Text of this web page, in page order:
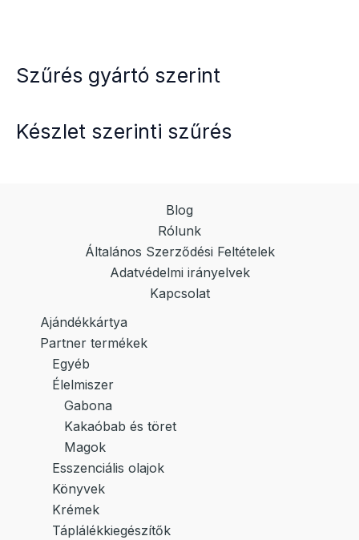
Szűrés gyártó szerint
Készlet szerinti szűrés
Blog
Rólunk
Általános Szerződési Feltételek
Adatvédelmi irányelvek
Kapcsolat
Ajándékkártya
Partner termékek
Egyéb
Élelmiszer
Gabona
Kakaóbab és töret
Magok
Esszenciális olajok
Könyvek
Krémek
Táplálékkiegészítők